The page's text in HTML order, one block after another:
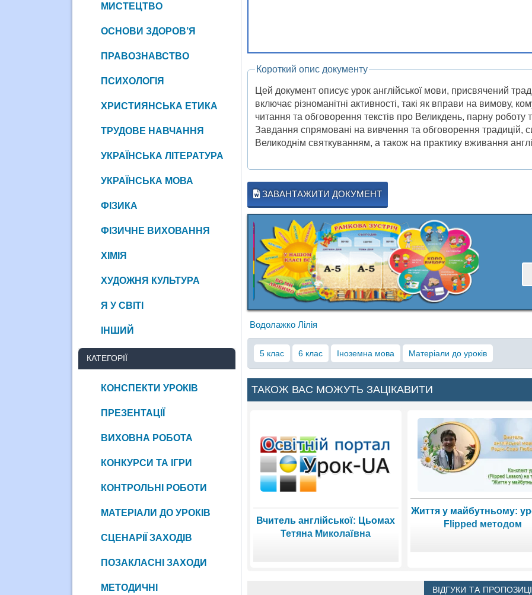
Короткий опис документу
Цей документ описує урок англійської мови, присвячений
включає різноманітні активності, такі як вправи на вимову,
читання та обговорення текстів про Великдень, парну роботу
Завдання спрямовані на вивчення та обговорення традицій,
Великоднім святкуванням, а також на практику вживання
ЗАВАНТАЖИТИ ДОКУМЕНТ
Водолажко Лілія
5 клас 6 клас Іноземна мова Матеріали до уроків
ТАКОЖ ВАС МОЖУТЬ ЗАЦІКАВИТИ
Вчитель англійської: Цьомах
Тетяна Миколаївна
Життя у майбутньому:
Flipped методом
ВІДГУКИ ТА
МИСТЕЦТВО
ОСНОВИ ЗДОРОВ’Я
ПРАВОЗНАВСТВО
ПСИХОЛОГІЯ
ХРИСТИЯНСЬКА ЕТИКА
ТРУДОВЕ НАВЧАННЯ
УКРАЇНСЬКА ЛІТЕРАТУРА
УКРАЇНСЬКА МОВА
ФІЗИКА
ФІЗИЧНЕ ВИХОВАННЯ
ХІМІЯ
ХУДОЖНЯ КУЛЬТУРА
Я У СВІТІ
ІНШИЙ
КАТЕГОРІЇ
КОНСПЕКТИ УРОКІВ
ПРЕЗЕНТАЦІЇ
ВИХОВНА РОБОТА
КОНКУРСИ ТА ІГРИ
КОНТРОЛЬНІ РОБОТИ
МАТЕРІАЛИ ДО УРОКІВ
СЦЕНАРІЇ ЗАХОДІВ
ПОЗАКЛАСНІ ЗАХОДИ
МЕТОДИЧНІ